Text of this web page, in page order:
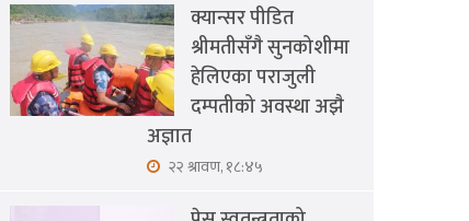
क्यान्सर पीडित
श्रीमतीसँगै सुनकोशीमा
हेलिएका पराजुली
दम्पतीको अवस्था अझै
अज्ञात
२२ श्रावण, १८:४५